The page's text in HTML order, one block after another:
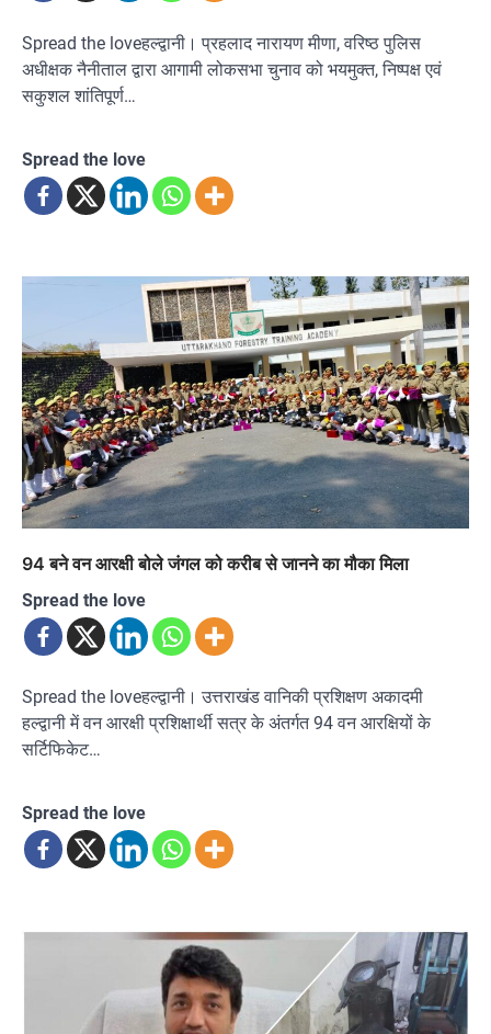
Spread the loveहल्द्वानी। प्रहलाद नारायण मीणा, वरिष्ठ पुलिस
अधीक्षक नैनीताल द्वारा आगामी लोकसभा चुनाव को भयमुक्त, निष्पक्ष एवं
सकुशल शांतिपूर्ण…
Spread the love
94 बने वन आरक्षी बोले जंगल को करीब से जानने का मौका मिला
Spread the love
Spread the loveहल्द्वानी। उत्तराखंड वानिकी प्रशिक्षण अकादमी
हल्द्वानी में वन आरक्षी प्रशिक्षार्थी सत्र के अंतर्गत 94 वन आरक्षियों के
सर्टिफिकेट…
Spread the love